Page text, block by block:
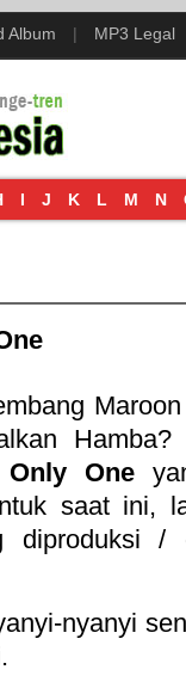
Album | MP3 Legal
I J K L M N
Hamba?
Only One
saat ini,
diproduksi /
nyanyi